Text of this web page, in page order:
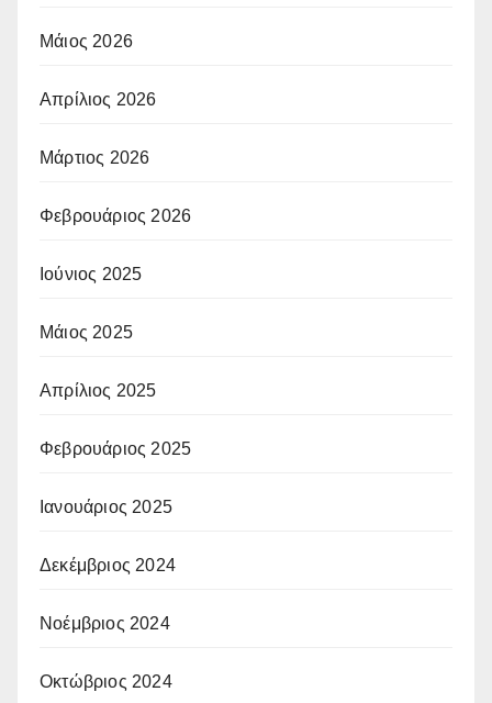
Μάιος 2026
Απρίλιος 2026
Μάρτιος 2026
Φεβρουάριος 2026
Ιούνιος 2025
Μάιος 2025
Απρίλιος 2025
Φεβρουάριος 2025
Ιανουάριος 2025
Δεκέμβριος 2024
Νοέμβριος 2024
Οκτώβριος 2024